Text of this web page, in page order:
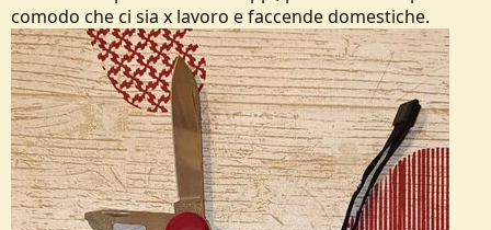
comodo che ci sia x lavoro e faccende domestiche.